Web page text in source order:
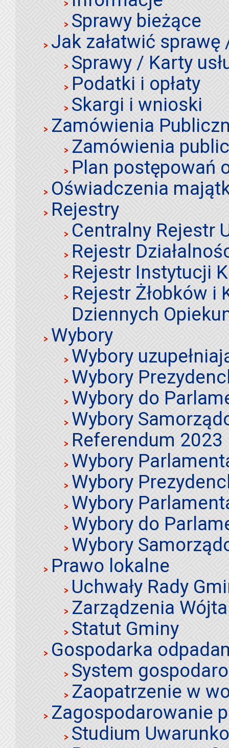
Sprawy bieżące
Jak załatwić sprawę
Sprawy / Karty
Podatki i opłaty
Skargi i wnioski
Zamówienia
Zamówienia
Plan postępowań
Oświadczenia
Rejestry
Centralny Rejestr
Rejestr
Rejestr Instytucji
Rejestr Żłobków i
Dziennych
Wybory
Wybory
Wybory
Wybory do
Wybory
Referendum 2023
Wybory
Wybory
Wybory
Wybory do
Wybory
Prawo lokalne
Uchwały Rady
Zarządzenia Wójta
Statut Gminy
Gospodarka
System
Zaopatrzenie w
Zagospodarowanie
Studium